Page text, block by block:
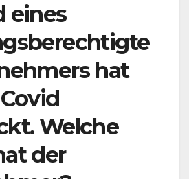
eines
hat
Welche
der